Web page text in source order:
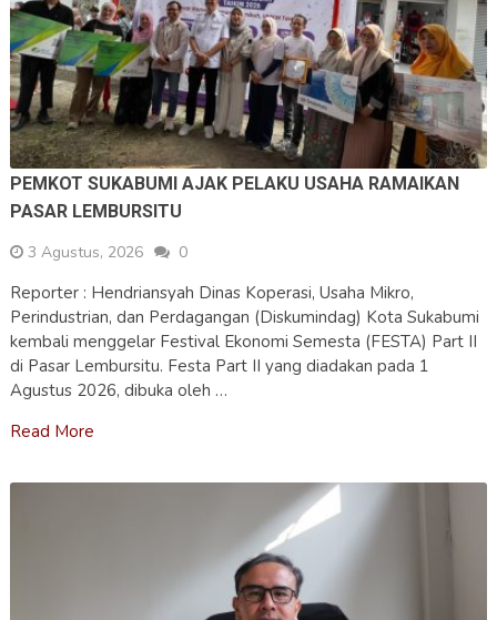
PEMKOT SUKABUMI AJAK PELAKU USAHA RAMAIKAN
PASAR LEMBURSITU
3 Agustus, 2026
0
Reporter : Hendriansyah Dinas Koperasi, Usaha Mikro,
Perindustrian, dan Perdagangan (Diskumindag) Kota Sukabumi
kembali menggelar Festival Ekonomi Semesta (FESTA) Part II
di Pasar Lembursitu. Festa Part II yang diadakan pada 1
Agustus 2026, dibuka oleh …
Read More